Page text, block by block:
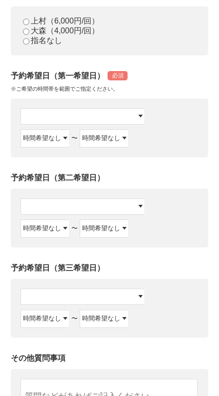
上村（6,000円/回）
大森（4,000円/回）
指名なし
予約希望日（第一希望日） 必須
※ご希望の時間帯を範囲でご指定ください。
〜
予約希望日（第二希望日）
〜
予約希望日（第三希望日）
〜
その他質問事項